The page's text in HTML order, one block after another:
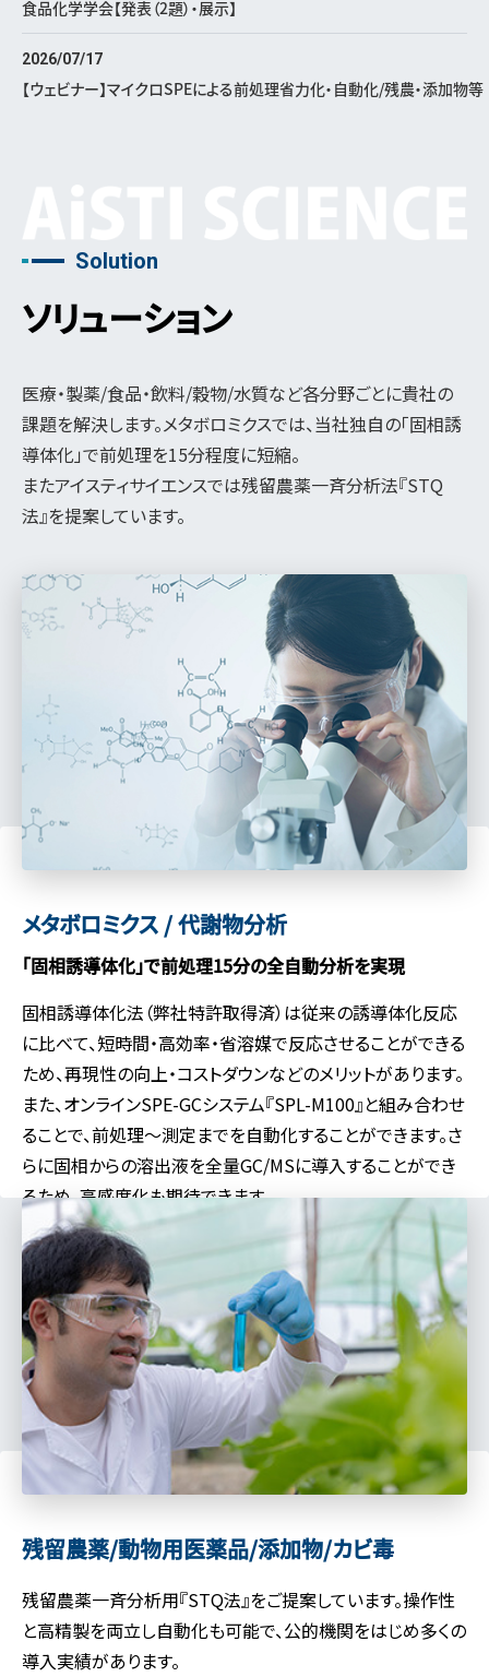
食品化学学会【発表（2題）・展示】
2026/07/17
【ウェビナー】マイクロSPEによる前処理省力化・自動化/残農・添加物等
Solution
ソリューション
医療・製薬/食品・飲料/穀物/水質など各分野ごとに貴社の
課題を解決します。メタボロミクスでは、当社独自の「固相誘
導体化」で前処理を15分程度に短縮。
またアイスティサイエンスでは残留農薬一斉分析法『STQ
法』を提案しています。
メタボロミクス / 代謝物分析
「固相誘導体化」で前処理15分の全自動分析を実現
固相誘導体化法（弊社特許取得済）は従来の誘導体化反応
に比べて、短時間・高効率・省溶媒で反応させることができる
ため、再現性の向上・コストダウンなどのメリットがあります。
また、オンラインSPE-GCシステム『SPL-M100』と組み合わせ
ることで、前処理～測定までを自動化することができます。さ
らに固相からの溶出液を全量GC/MSに導入することができ
るため、高感度化も期待できます。
対応分野
食品
製薬 バイオ
残留農薬/動物用医薬品/添加物/カビ毒
残留農薬一斉分析用『STQ法』をご提案しています。操作性
と高精製を両立し自動化も可能で、公的機関をはじめ多くの
導入実績があります。